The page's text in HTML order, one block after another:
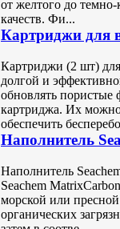
от желтого до
качеств. Фи...
Картриджи для
Картриджи (2 шт)
долгой и
обновлять пористые
картриджа. Их можно
обеспечить
Наполнитель
Наполнитель
Seachem
морской или
органических